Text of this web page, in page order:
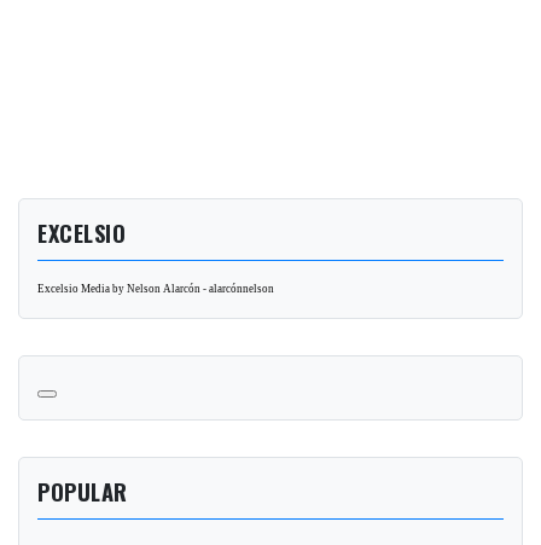
EXCELSIO
Excelsio Media by Nelson Alarcón - alarcónnelson
POPULAR